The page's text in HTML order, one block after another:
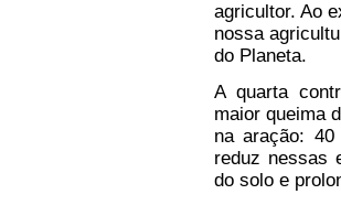
agricultor. Ao
nossa
do Planeta.
A quarta
maior queima
na aração:
reduz nessas
do solo e